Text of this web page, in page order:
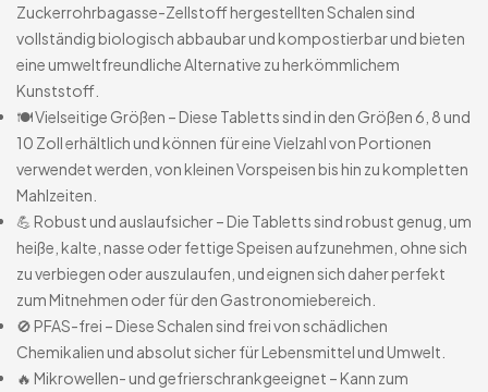
Zuckerrohrbagasse-Zellstoff hergestellten Schalen sind
vollständig biologisch abbaubar und kompostierbar und bieten
eine umweltfreundliche Alternative zu herkömmlichem
Kunststoff.
🍽️ Vielseitige Größen – Diese Tabletts sind in den Größen 6, 8 und
10 Zoll erhältlich und können für eine Vielzahl von Portionen
verwendet werden, von kleinen Vorspeisen bis hin zu kompletten
Mahlzeiten.
💪 Robust und auslaufsicher – Die Tabletts sind robust genug, um
heiße, kalte, nasse oder fettige Speisen aufzunehmen, ohne sich
zu verbiegen oder auszulaufen, und eignen sich daher perfekt
zum Mitnehmen oder für den Gastronomiebereich.
🚫 PFAS-frei – Diese Schalen sind frei von schädlichen
Chemikalien und absolut sicher für Lebensmittel und Umwelt.
🔥 Mikrowellen- und gefrierschrankgeeignet – Kann zum